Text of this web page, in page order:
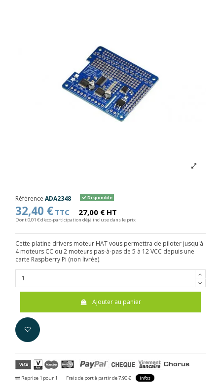
Référence ADA2348 Disponible
32,40 € TTC 27,00 € HT
Dont 0,01 € d'eco-participation déjà incluse dans le prix
Cette platine drivers moteur HAT vous permettra de piloter jusqu'à
4 moteurs CC ou 2 moteurs pas-à-pas de 5 à 12 VCC depuis une
carte Raspberry Pi (non livrée).
Ajouter au panier
Reprise 1 pour 1 Frais de port à partir de 7.90 € infos